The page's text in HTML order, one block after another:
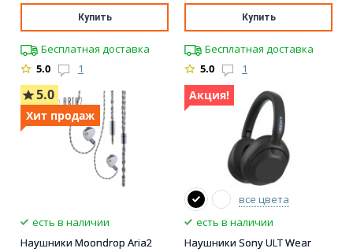
Купить
Бесплатная доставка
5.0
1
Купить
Бесплатная доставка
5.0
1
5.0
Хит продаж
есть в наличии
Наушники Moondrop Aria2
Акция!
все цвета
есть в наличии
Наушники Sony ULT Wear